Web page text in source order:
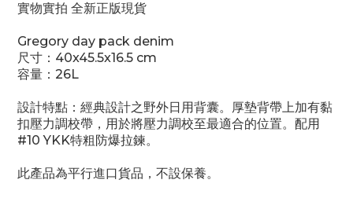
實物實拍 全新正版現貨
Gregory day pack denim
尺寸：40x45.5x16.5 cm
容量：26L
設計特點：經典設計之野外日用背囊。厚墊背帶上加有黏
扣壓力調校帶，用於將壓力調校至最適合的位置。配用
#10 YKK特粗防爆拉鍊。
此產品為平行進口貨品，不設保養。